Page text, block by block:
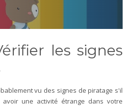
les signes
vu des signes de piratage s'il
une activité étrange dans votre